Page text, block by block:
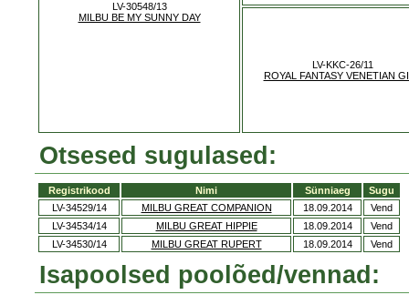
LV-30548/13
MILBU BE MY SUNNY DAY
LV-KKC-26/11
ROYAL FANTASY VENETIAN
Otsesed sugulased:
Registrikood Nimi Sünniaeg
Sugu
LV-34529/14
MILBU GREAT COMPANION 18.09.2014
Vend
LV-34534/14
MILBU GREAT HIPPIE 18.09.2014
Vend
LV-34530/14
MILBU GREAT RUPERT 18.09.2014 Vend
Isapoolsed poolõed/vennad: